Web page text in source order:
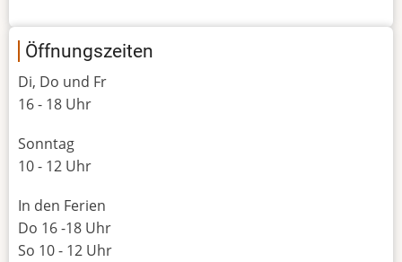
Öffnungszeiten
Di, Do und Fr
16 - 18 Uhr
Sonntag
10 - 12 Uhr
In den Ferien
Do 16 -18 Uhr
So 10 - 12 Uhr